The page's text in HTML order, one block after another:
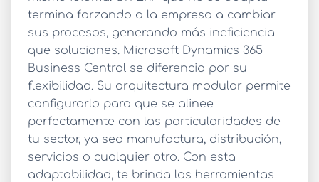
termina forzando a la empresa a cambiar
sus procesos, generando más ineficiencia
que soluciones. Microsoft Dynamics 365
Business Central se diferencia por su
flexibilidad. Su arquitectura modular permite
configurarlo para que se alinee
perfectamente con las particularidades de
tu sector, ya sea manufactura, distribución,
servicios o cualquier otro. Con esta
adaptabilidad, te brinda las herramientas